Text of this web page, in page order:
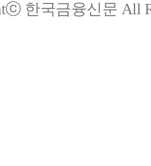
한국금융신문 All